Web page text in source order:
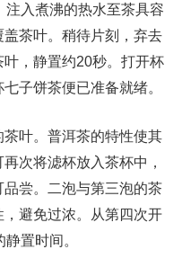
入煮沸的热水至茶具容
茶叶。稍待片刻，弃去
，静置约20秒。打开杯
子饼茶便已准备就绪。
叶。普洱茶的特性使其
次将滤杯放入茶杯中，
尝。二泡与第三泡的茶
避免过浓。从第四次开
置时间。